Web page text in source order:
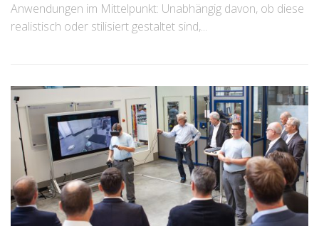
Anwendungen im Mittelpunkt: Unabhängig davon, ob diese
realistisch oder stilisiert gestaltet sind,...